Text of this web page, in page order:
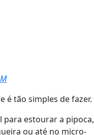
é tão simples de fazer.
para estourar a pipoca,
ou até no micro-